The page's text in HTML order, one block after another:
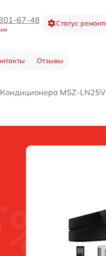
67-48 Статус
Отзывы
MSZ-